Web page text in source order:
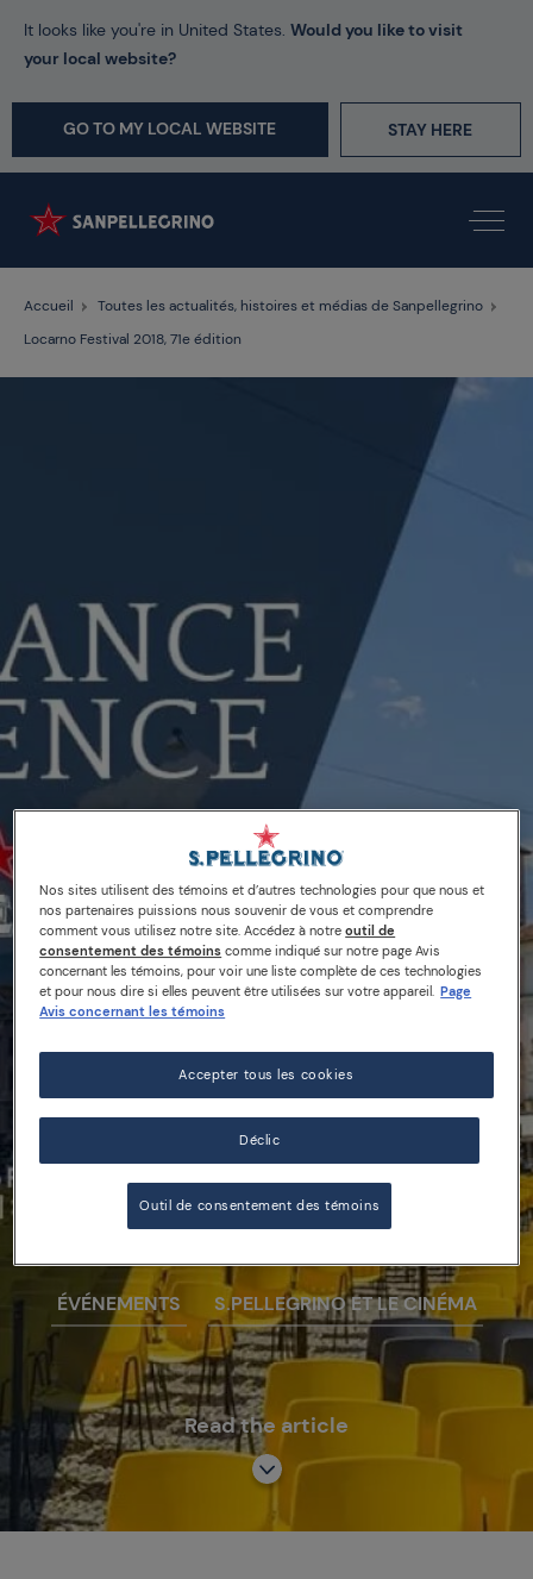
It looks like you're in United States. Would you like to visit
your local website?
GO TO MY LOCAL WEBSITE STAY HERE
Accueil
Toutes les actualités, histoires et médias de Sanpellegrino
Locarno Festival 2018, 71e édition
02/08/18
ÉVÉNEMENTS S.PELLEGRINO ET LE CINÉMA
Locarno Festival 2018, 71e
édition
Read the article
Nos sites utilisent des témoins et d’autres technologies pour que nous et
nos partenaires puissions nous souvenir de vous et comprendre
comment vous utilisez notre site. Accédez à notreoutil de
consentement des témoins comme indiqué sur notre page Avis
concernant les témoins, pour voir une liste complète de ces technologies
et pour nous dire si elles peuvent être utilisées sur votre appareil. Page
Avis concernant les témoins
Déclic
Accepter tous les cookies
Outil de consentement des témoins